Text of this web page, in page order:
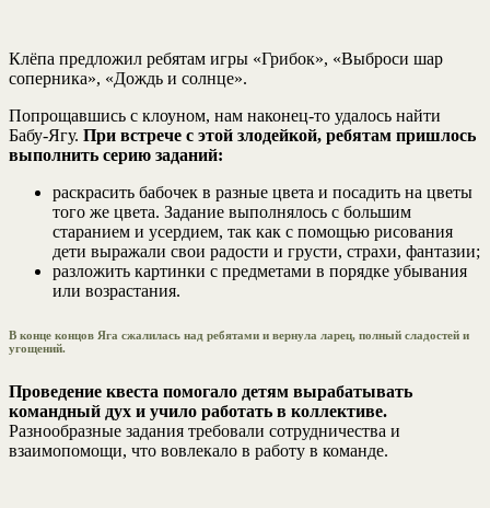
Клёпа предложил ребятам игры «Грибок», «Выброси шар
соперника», «Дождь и солнце».
Попрощавшись с клоуном, нам наконец-то удалось найти
Бабу-Ягу. При встрече с этой злодейкой, ребятам пришлось
выполнить серию заданий:
раскрасить бабочек в разные цвета и посадить на цветы
того же цвета. Задание выполнялось с большим
старанием и усердием, так как с помощью рисования
дети выражали свои радости и грусти, страхи, фантазии;
разложить картинки с предметами в порядке убывания
или возрастания.
В конце концов Яга сжалилась над ребятами и вернула ларец, полный сладостей и
угощений.
Проведение квеста помогало детям вырабатывать
командный дух и учило работать в коллективе.
Разнообразные задания требовали сотрудничества и
взаимопомощи, что вовлекало в работу в команде.